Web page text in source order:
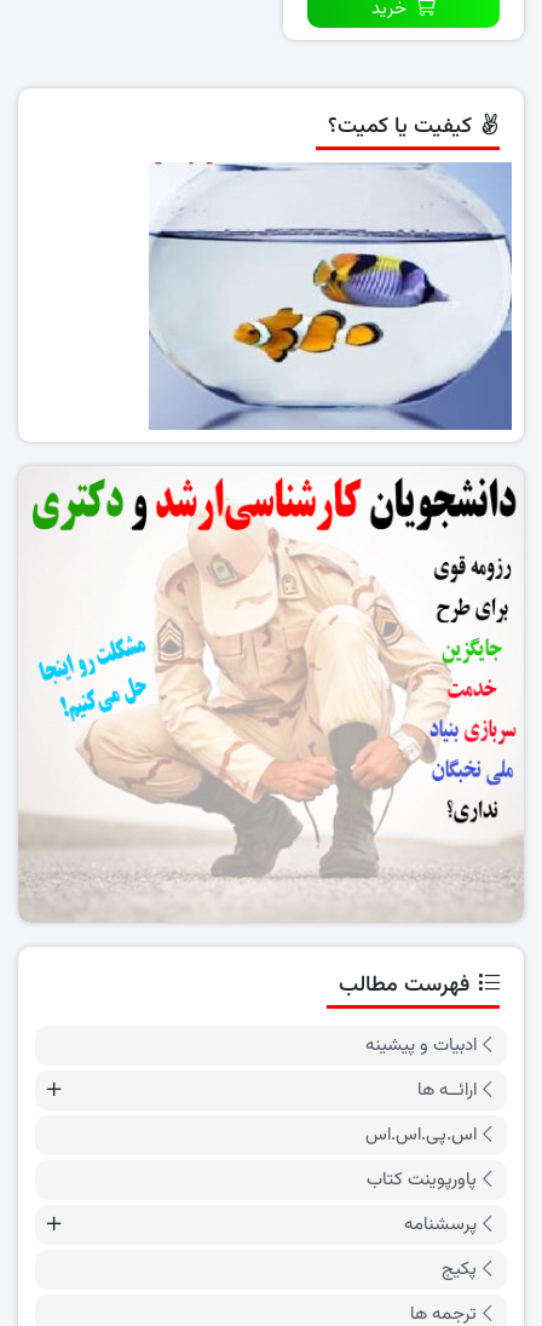
خرید
کیفیت یا کمیت؟
فهرست مطالب
ادبیات و پیشینه
ارائــه ها
اس.پی.اس.اس
پاورپوینت کتاب
پرسشنامه
پکیج
ترجمه ها